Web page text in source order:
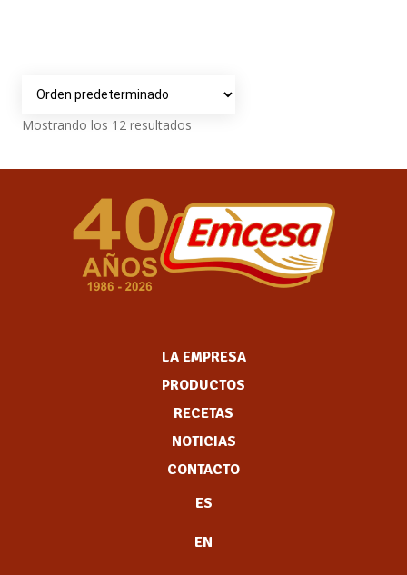
Mostrando los 12 resultados
LA EMPRESA
PRODUCTOS
RECETAS
NOTICIAS
CONTACTO
ES
EN